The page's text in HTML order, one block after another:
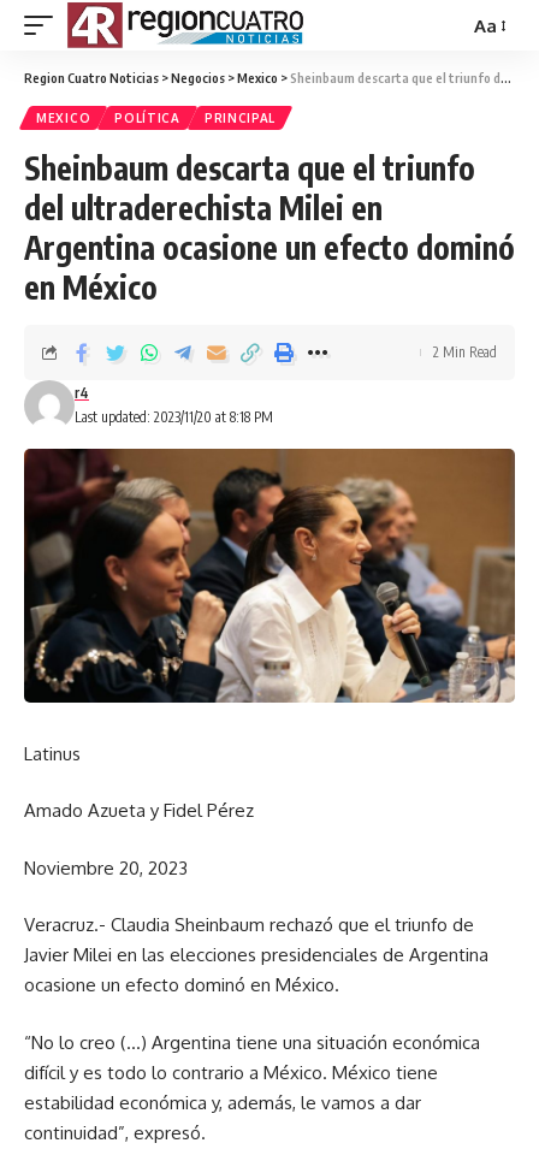
Aa
Region Cuatro Noticias >Negocios >Mexico >Sheinbaum descarta que el triunfo del ultraderechista Milei en Argentina ocasione un efecto dominó en México
MEXICO POLÍTICA PRINCIPAL
Sheinbaum descarta que el triunfo
del ultraderechista Milei en
Argentina ocasione un efecto dominó
en México
Last updated: 2023/11/20 at 8:18 PM
r4
2 Min Read
Latinus
Amado Azueta y Fidel Pérez
Noviembre 20, 2023
Veracruz.- Claudia Sheinbaum rechazó que el triunfo de
Javier Milei en las elecciones presidenciales de Argentina
ocasione un efecto dominó en México.
“No lo creo (…) Argentina tiene una situación económica
difícil y es todo lo contrario a México. México tiene
estabilidad económica y, además, le vamos a dar
continuidad”, expresó.